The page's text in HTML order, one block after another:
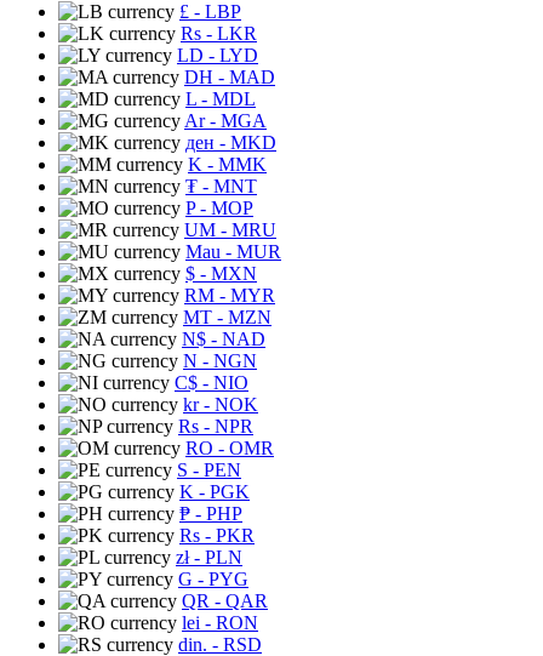
£ - LBP
Rs - LKR
LD - LYD
DH - MAD
L - MDL
Ar- MGA
ден - MKD
K - MMK
₮ - MNT
P- MOP
UM - MRU
Mau - MUR
$ - MXN
RM - MYR
MT - MZN
N$ - NAD
N - NGN
C$ - NIO
kr- NOK
Rs - NPR
RO - OMR
S - PEN
K - PGK
₱ - PHP
Rs - PKR
zł- PLN
G - PYG
QR - QAR
lei - RON
din. - RSD